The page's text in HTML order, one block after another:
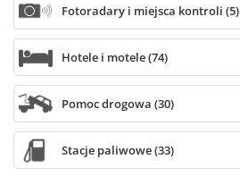
Fotoradary i miejsca kontroli (5)
Hotele i motele (74)
Pomoc drogowa (30)
Stacje paliwowe (33)